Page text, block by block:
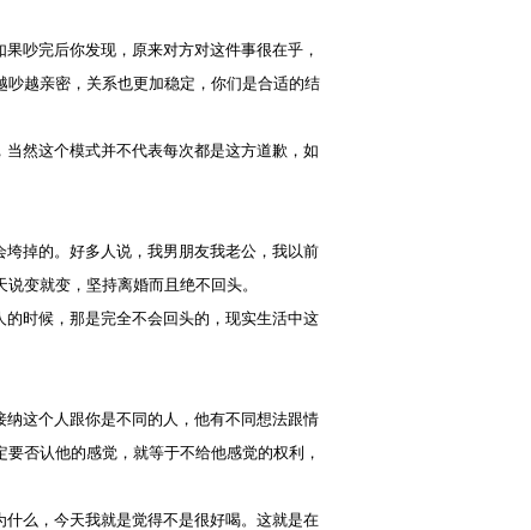
吵完后你发现，原来对方对这件事很在乎，
越亲密，关系也更加稳定，你们是合适的结
然这个模式并不代表每次都是这方道歉，如
掉的。好多人说，我男朋友我老公，我以前
变就变，坚持离婚而且绝不回头。
时候，那是完全不会回头的，现实生活中这
这个人跟你是不同的人，他有不同想法跟情
否认他的感觉，就等于不给他感觉的权利，
么，今天我就是觉得不是很好喝。这就是在